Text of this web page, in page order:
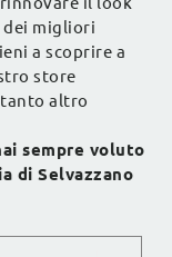
dei migliori
a scoprire a
store
tanto altro
sempre voluto
di Selvazzano